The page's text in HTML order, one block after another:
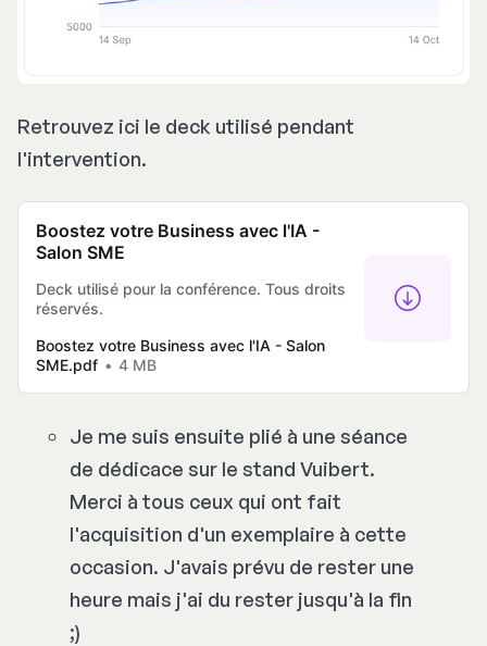
Retrouvez ici le deck utilisé pendant
l'intervention.
Boostez votre Business avec l'IA -
Salon SME
Deck utilisé pour la conférence. Tous droits
réservés.
Boostez votre Business avec l'IA - Salon
SME.pdf
4 MB
Je me suis ensuite plié à une séance
de dédicace sur le stand Vuibert.
Merci à tous ceux qui ont fait
l'acquisition d'un exemplaire à cette
occasion. J'avais prévu de rester une
heure mais j'ai du rester jusqu'à la fin
;)